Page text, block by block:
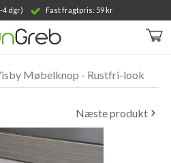
4 dgr) Fast fragtpris: 59 kr
tilføjet til din indkøbskurv
Møbelknop - Rustfri-look
Næste produkt